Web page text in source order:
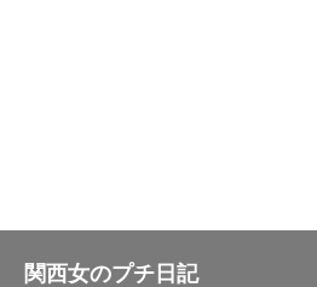
関西女のプチ日記